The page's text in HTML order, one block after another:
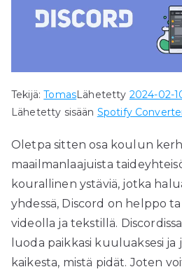
Tekijä:TomasLähetetty 2024-02-
Lähetetty sisään Spotify
Oletpa sitten osa koulun
maailmanlaajuista
kourallinen ystäviä, jotka
yhdessä, Discord on helppo
videolla ja tekstillä.
luoda paikkasi kuuluaksesi
kaikesta, mistä pidät. Joten